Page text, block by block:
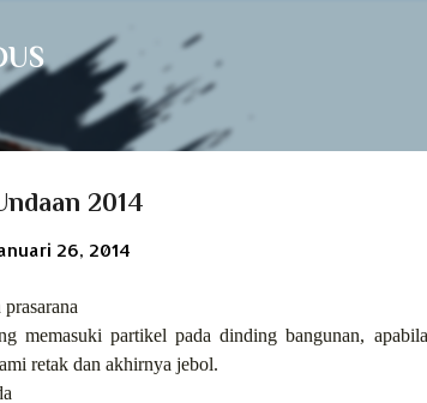
Langsung ke konten utama
2014
26, 2014
memasuki partikel pada dinding bangunan,
retak dan akhirnya jebol.